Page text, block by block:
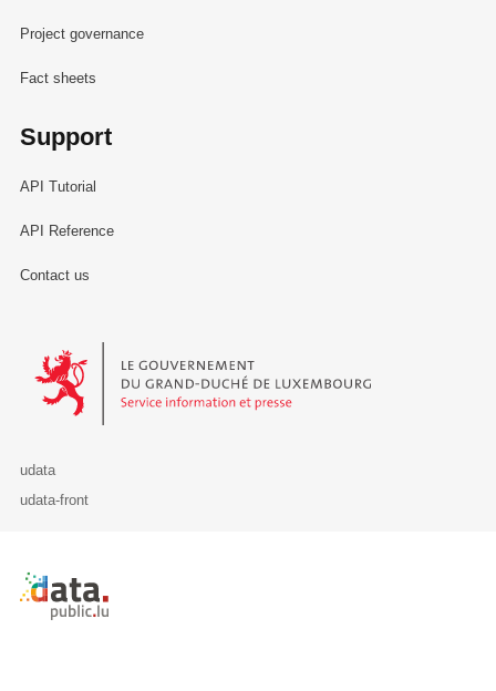
Project governance
Fact sheets
Support
API Tutorial
API Reference
Contact us
Le Gouvernement du Grand-Duché de Luxembourg - Service
udata
udata-front
Retour à l'accueil de data.public.lu